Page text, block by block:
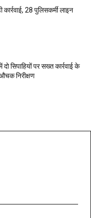
28 पुलिसकर्मी लाइन
सिपाहियों पर सख्त कार्रवाई के
निरीक्षण